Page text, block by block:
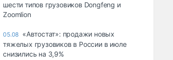
шести типов грузовиков Dongfeng и
Zoomlion
05.08 «Автостат»: продажи новых
тяжелых грузовиков в России в июле
снизились на 3,9%